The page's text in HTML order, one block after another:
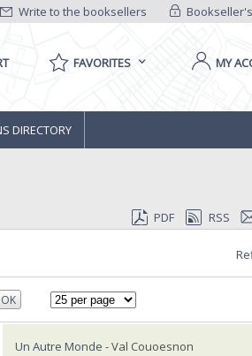
Write to the booksellers
FAVORITES MY
DIRECTORY
PDF RSS
OK
Un Autre Monde - Val Couoesnon